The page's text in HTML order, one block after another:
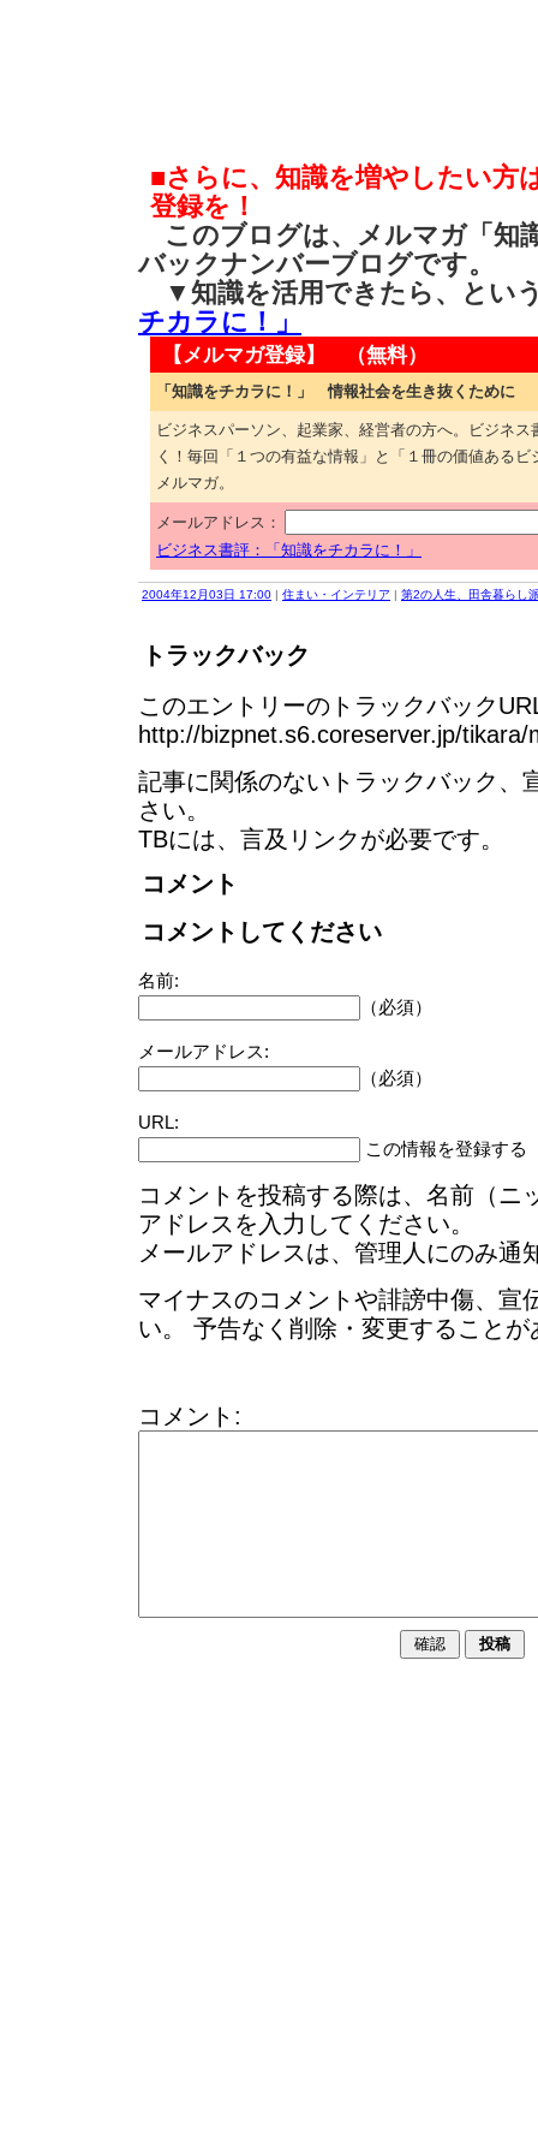
■さらに、知識を増やしたい方
登録を！
このブログは、メルマガ「知
バックナンバーブログです。
▼知識を活用できたら、と
チカラに！」
【メルマガ登録】 （無料）
「知識をチカラに！」 情報社会を生き抜くために
ビジネスパーソン、起業家、経営者の方へ。ビジネ
く！毎回「１つの有益な情報」と「１冊の価値ある
メルマガ。
メールアドレス：
ビジネス書評：「知識をチカラに！」
2004年12月03日 17:00 | 住まい・インテリア | 第2の人生、田舎暮らし
トラックバック
このエントリーのトラックバック
http://bizpnet.s6.coreserver.jp/
記事に関係のないトラックバック、
さい。
TBには、言及リンクが必要です。
コメント
コメントしてください
名前:
（必須）
メールアドレス:
（必須）
URL:
この情報を登録する
コメントを投稿する際は、名前（ニ
アドレスを入力してください。
メールアドレスは、管理人にのみ通
マイナスのコメントや誹謗中傷、宣
い。 予告なく削除・変更することが
コメント: